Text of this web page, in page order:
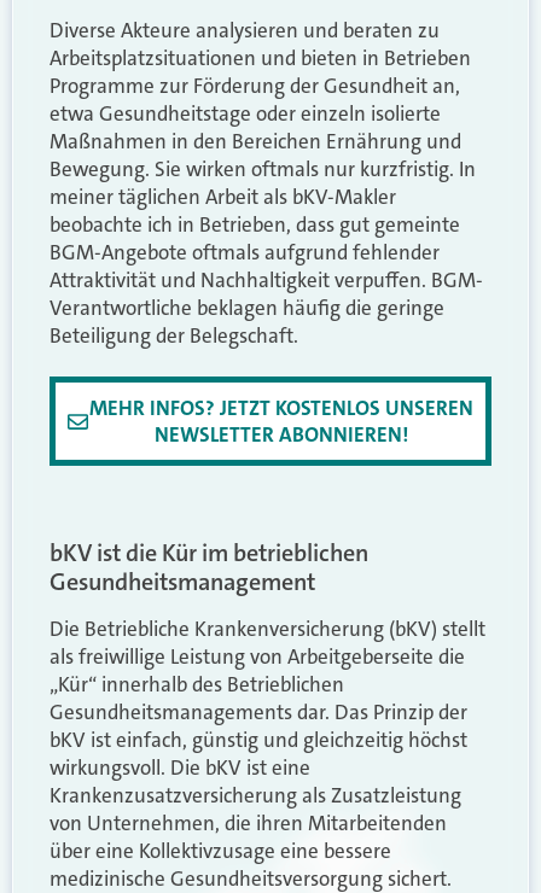
Diverse Akteure analysieren und beraten zu
Arbeitsplatzsituationen und bieten in Betrieben
Programme zur Förderung der Gesundheit an,
etwa Gesundheitstage oder einzeln isolierte
Maßnahmen in den Bereichen Ernährung und
Bewegung. Sie wirken oftmals nur kurzfristig. In
meiner täglichen Arbeit als bKV-Makler
beobachte ich in Betrieben, dass gut gemeinte
BGM-Angebote oftmals aufgrund fehlender
Attraktivität und Nachhaltigkeit verpuffen. BGM-
Verantwortliche beklagen häufig die geringe
Beteiligung der Belegschaft.
MEHR INFOS? JETZT KOSTENLOS UNSEREN
NEWSLETTER ABONNIEREN!
bKV ist die Kür im betrieblichen
Gesundheitsmanagement
Die Betriebliche Krankenversicherung (bKV) stellt
als freiwillige Leistung von Arbeitgeberseite die
„Kür“ innerhalb des Betrieblichen
Gesundheitsmanagements dar. Das Prinzip der
bKV ist einfach, günstig und gleichzeitig höchst
wirkungsvoll. Die bKV ist eine
Krankenzusatzversicherung als Zusatzleistung
von Unternehmen, die ihren Mitarbeitenden
über eine Kollektivzusage eine bessere
medizinische Gesundheitsversorgung sichert.